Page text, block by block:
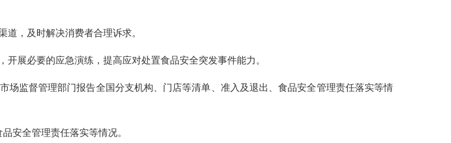
，及时解决消费者合理诉求。
必要的应急演练，提高应对处置食品安全突发事件能力。
监督管理部门报告全国分支机构、门店等清单、准入及退出、食品安全管理责任落实等情
安全管理责任落实等情况。